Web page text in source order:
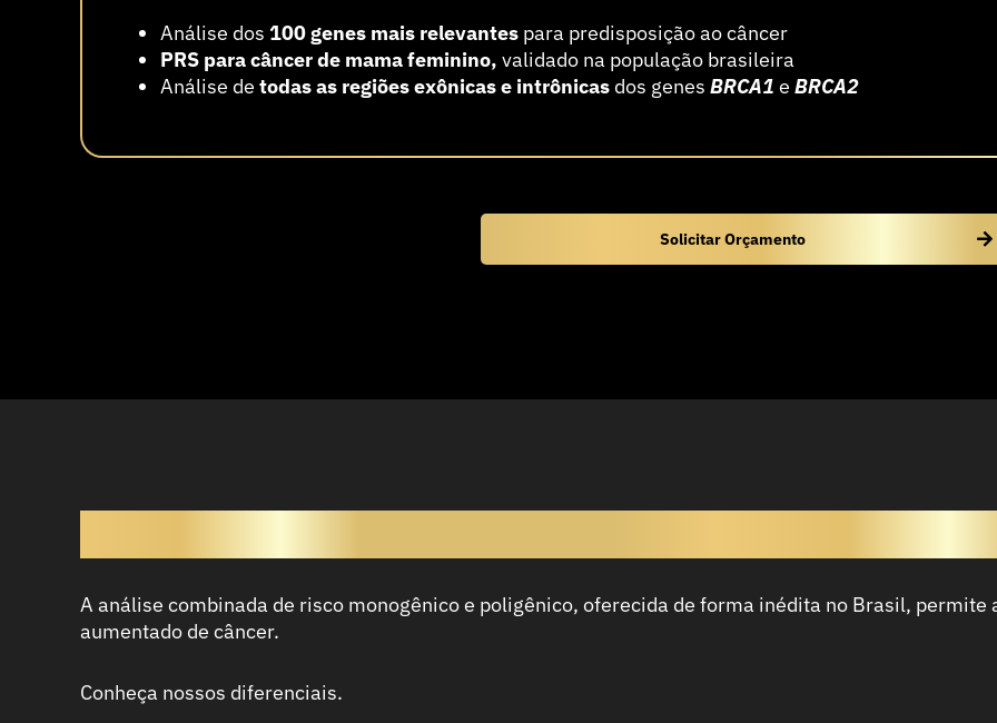
Análise dos 100 genes mais relevantes para predisposição ao câncer
PRS para câncer de mama feminino, validado na população brasileira
Análise de todas as regiões exônicas e intrônicas dos genes BRCA1 e BRCA2
Solicitar Orçamento
A análise combinada de risco monogênico e poligênico, oferecida de forma inédita no Brasil,
aumentado de câncer.
Conheça nossos diferenciais.